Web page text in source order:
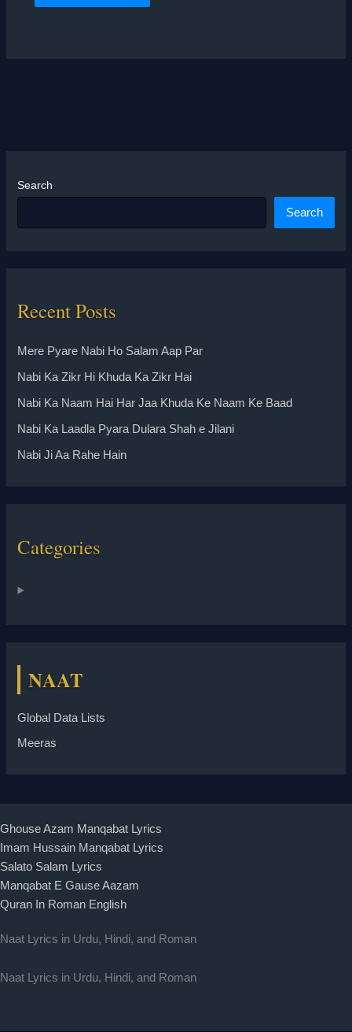
Search
Search
Recent Posts
Mere Pyare Nabi Ho Salam Aap Par
Nabi Ka Zikr Hi Khuda Ka Zikr Hai
Nabi Ka Naam Hai Har Jaa Khuda Ke Naam Ke Baad
Nabi Ka Laadla Pyara Dulara Shah e Jilani
Nabi Ji Aa Rahe Hain
Categories
NAAT
Global Data Lists
Meeras
Ghouse Azam Manqabat Lyrics
Imam Hussain Manqabat Lyrics
Salato Salam Lyrics
Manqabat E Gause Aazam
Quran In Roman English
Naat Lyrics in Urdu, Hindi, and Roman
Naat Lyrics in Urdu, Hindi, and Roman